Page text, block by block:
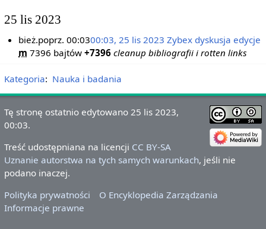
25 lis 2023
bież.poprz. 00:0300:03, 25 lis 2023 ‎Zybex dyskusja edycje
m 7396 bajtów +7396 ‎cleanup bibliografii i rotten links
Kategoria: Nauka i badania
Tę stronę ostatnio edytowano 25 lis 2023,
00:03.
Treść udostępniana na licencji CC BY-SA
Uznanie autorstwa na tych samych warunkach, jeśli nie
podano inaczej.
Polityka prywatności
O Encyklopedia Zarządzania
Informacje prawne